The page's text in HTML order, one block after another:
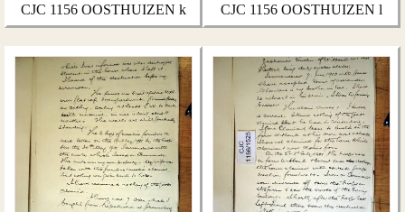
CJC 1156 OOSTHUIZEN k CJC 1156 OOSTHUIZEN l